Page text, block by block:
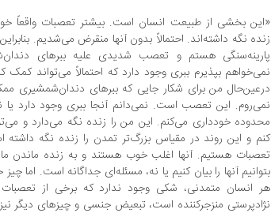
«این بخشی از طبیعت انسان است. بیشتر تعصبات واقعاً
زنده نگه داشته‌اند. احتمالاً بدون آنها منقرض می‌شدیم.
پارینه‌سنگی هستم و تعصب شدیدی علیه ببرهای
نمی‌خواهم بپذیرم ببری وجود دارد که احتمالاً می‌تواند کمک
درعین‌حال من برای شکار جایی که ببرهای دندان‌شمشیری
نمی‌روم. این تعصب است. نمی‌دانم آنجا ببری وجود دارد یا
محدوده خودداری می‌کنم. این من را زنده نگه می‌دارد و
کنم و این روند در مقیاس بزرگ‌تر تمدن را زنده نگه داشته
تعصبات هستیم. آنها اغلب خوب هستند و به زنده ماندن
بتوانیم آنها را بیان کنیم یا نه، مسئله‌ای جداگانه است. اما
هر انسان متمدنی، شکی وجود ندارد که برخی از تعصبات
نژادپرستی منزجرکننده است، تبعیض جنسی و چیزهای دیگر